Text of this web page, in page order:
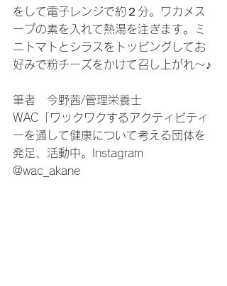
をして電子レンジで約２分。ワカメス
ープの素を入れて熱湯を注ぎます。ミ
ニトマトとシラスをトッピングしてお
好みで粉チーズをかけて召し上がれ～♪
筆者　今野茜/管理栄養士
WAC「ワックワクするアクティビティ
ーを通して健康について考える団体を
発足、活動中。Instagram
@wac_akane